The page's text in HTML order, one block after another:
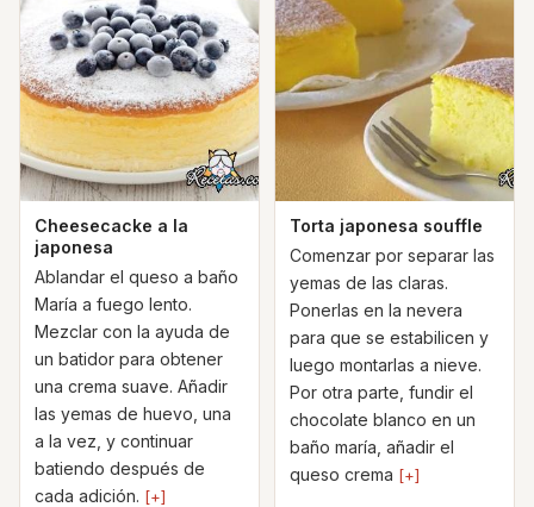
Cheesecacke a la
japonesa
Ablandar el queso a baño
María a fuego lento.
Mezclar con la ayuda de
un batidor para obtener
una crema suave. Añadir
las yemas de huevo, una
a la vez, y continuar
batiendo después de
cada adición. [+]
Torta japonesa souffle
Comenzar por separar las
yemas de las claras.
Ponerlas en la nevera
para que se estabilicen y
luego montarlas a nieve.
Por otra parte, fundir el
chocolate blanco en un
baño maría, añadir el
queso crema [+]